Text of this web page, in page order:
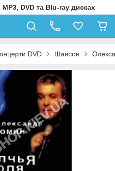
DVD та Blu-ray дисках
DVD Шансон